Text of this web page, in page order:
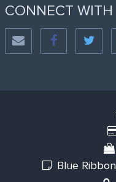
CONNECT WITH
Blue